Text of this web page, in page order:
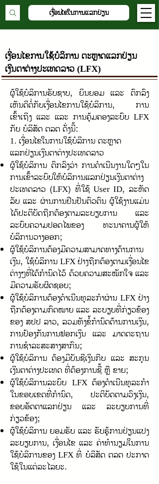
ເງື່ອນໄຂໃນການແລກປ່ຽນ
ເງື່ອນໄຂການໃຊ້ບໍລິການ ຕະຫຼາດແລກປ່ຽນ
ເງິນຕາຕ່າງປະເທດລາວ (LFX)
ຜູ້ໃຊ້ບໍລິການຮັບຊາບ, ຍິນຍອມ ແລະ ຕົກລົງ
ເຫັນດີຕໍ່ກັບເງື່ອນໄຂການໃຊ້ບໍລິການ, ການ
ເຂົ້າເຖິງ ແລະ ແລະ ການຄຸ້ມຄອງລະບົບ LFX
ກັບ ບໍລິສັດ ຕລຕ ດັ່ງນີ້:
1. ເງື່ອນໄຂໃນການໃຊ້ບໍລິການ ຕະຫຼາດ
ແລກປ່ຽນເງິນຕາຕ່າງປະເທດລາວ
ຜູ້ໃຊ້ບໍລິການ ຕົກລົງວ່າ ການດໍາເນີນງານໃດໆໃນ
ການເຂົ້າລະບົບໃຫ້ບໍລິການແລກປ່ຽນເງິນຕາຕ່າງ
ປະເທດລາວ (LFX) ທີ່ໃຊ້User ID, ລະຫັດ
ລັບ ແລະ ຜ່ານການຢືນຢັນຕົວຕົນ ຜູ້ໃຊ້ງານແມ່ນ
ໄດ້ປະຕິບັດຖືກຕ້ອງຕາມລະບຽບການ ແລະ
ລະບົບຄວາມປອດໄພຂອງ ທະນາຄານຜູ້ໃຫ້
ບໍລິການວາງອອກ;
ຜູ້ໃຊ້ບໍລິການຕ້ອງມີຄວາມສາມາດທາງດ້ານການ
ເງິນ, ໃຊ້ບໍລິການ LFX ຢ່າງຖືກຕ້ອງຕາມເງື່ອນໄຂ
ຕ່າງໆທີ່ໄດ້ກຳນົດໄວ້ ດ້ວຍຄວາມສະໝັກໃຈ ແລະ
ມີຄວາມຮັບຜິດຊອບ;
ຜູ້ໃຊ້ບໍລິການຕ້ອງດຳເນີນທຸລະກຳຜ່ານ LFX ຢ່າງ
ຖືກຕ້ອງຕາມກົດໝາຍ ແລະ ລະບຽບທີ່ກ່ຽວຂ້ອງ
ຂອງ ສປປ ລາວ, ລວມທັງຂໍ້ກໍານົດດ້ານການເງິນ,
ການປ້ອງກັນການຟອກເງິນ ແລະ ມາດຕະຖານ
ການຊຳລະສະສາງສາກົນ;
ຜູ້ໃຊ້ບໍລິການ ຕ້ອງມີບັນຊີເງິນກີບ ແລະ ສະກຸນ
ເງິນຕາຕ່າງປະເທດ ທີ່ຕ້ອງການຊື້ ຫຼື ຂາຍ;
ຜູ້ໃຊ້ບໍລິການລະບົບ LFX ຕ້ອງດຳເນີນທຸລະກຳ
ໃນຂອບເຂດທີ່ກຳນົດ, ປະຕິບັດຕາມວົງເງິນ,
ຂອບອັດຕາແລກປ່ຽນ ແລະ ລະບຽບການທີ່
ກ່ຽວຂ້ອງ;
ຜູ້ໃຊ້ບໍລິການ ຍອມຮັບ ແລະ ຮັບຮູ້ການປ່ຽນແປງ
ລະບຽບການ, ເງື່ອນໄຂ ແລະ ຄ່າທຳນຽມໃນການ
ໃຊ້ບໍລິການຂອງLFXທີ່ ບໍລິສັດ ຕລຕ ປະກາດ
ໃຊ້ໃນແຕ່ລະໄລຍະ.